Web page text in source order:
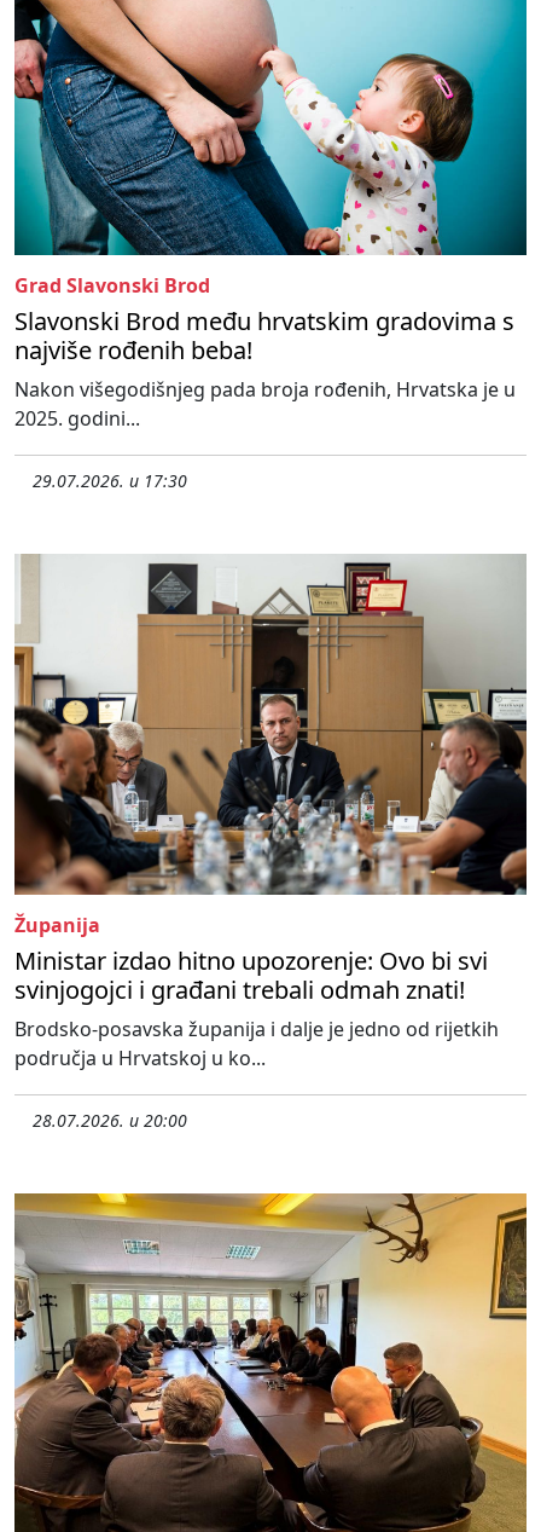
Grad Slavonski Brod
Slavonski Brod među hrvatskim gradovima s
najviše rođenih beba!
Nakon višegodišnjeg pada broja rođenih, Hrvatska je u
2025. godini...
29.07.2026. u 17:30
Županija
Ministar izdao hitno upozorenje: Ovo bi svi
svinjogojci i građani trebali odmah znati!
Brodsko-posavska županija i dalje je jedno od rijetkih
područja u Hrvatskoj u ko...
28.07.2026. u 20:00